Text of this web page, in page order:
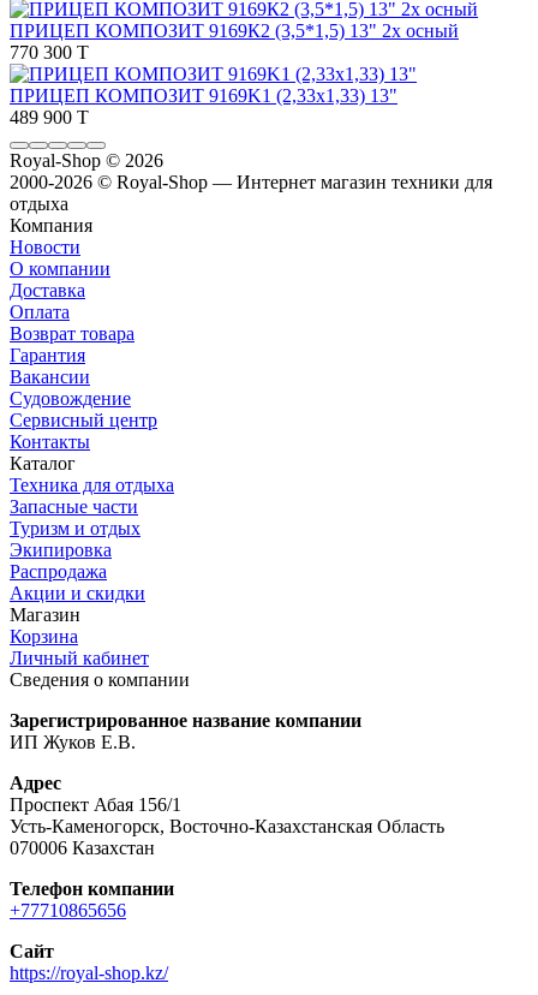
ПРИЦЕП КОМПОЗИТ 9169К2 (3,5*1,5) 13" 2х осный
770 300 T
ПРИЦЕП КОМПОЗИТ 9169K1 (2,33х1,33) 13"
489 900 T
Royal-Shop © 2026
2000-2026 © Royal-Shop — Интернет магазин техники для
отдыха
Компания
Новости
О компании
Доставка
Оплата
Возврат товара
Гарантия
Вакансии
Судовождение
Сервисный центр
Контакты
Каталог
Техника для отдыха
Запасные части
Туризм и отдых
Экипировка
Распродажа
Акции и скидки
Магазин
Корзина
Личный кабинет
Сведения о компании
Зарегистрированное название компании
ИП Жуков Е.В.
Адрес
Проспект Абая 156/1
Усть-Каменогорск, Восточно-Казахстанская Область
070006 Казахстан
Телефон компании
+77710865656
Сайт
https://royal-shop.kz/